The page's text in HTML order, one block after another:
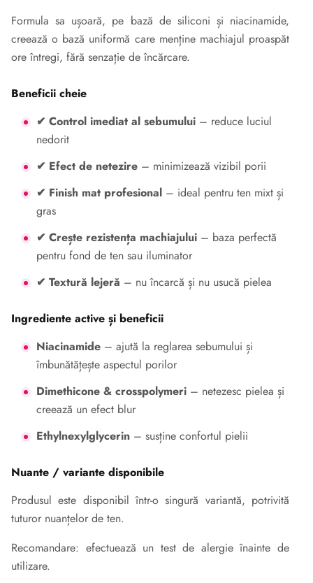
Formula sa ușoară, pe bază de siliconi și niacinamide,
creează o bază uniformă care menține machiajul proaspăt
ore întregi, fără senzație de încărcare.
Beneficii cheie
✔ Control imediat al sebumului – reduce luciul
nedorit
✔ Efect de netezire – minimizează vizibil porii
✔ Finish mat profesional – ideal pentru ten mixt și
gras
✔ Crește rezistența machiajului – baza perfectă
pentru fond de ten sau iluminator
✔ Textură lejeră – nu încarcă și nu usucă pielea
Ingrediente active și beneficii
Niacinamide – ajută la reglarea sebumului și
îmbunătățește aspectul porilor
Dimethicone & crosspolymeri – netezesc pielea și
creează un efect blur
Ethylnexylglycerin – susține confortul pielii
Nuante / variante disponibile
Produsul este disponibil într-o singură variantă, potrivită
tuturor nuanțelor de ten.
Recomandare: efectuează un test de alergie înainte de
utilizare.